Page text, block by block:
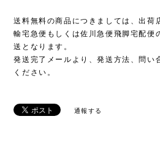
送料無料の商品につきましては、出荷
輸宅急便もしくは佐川急便飛脚宅配便
送となります。
発送完了メールより、発送方法、問い
ください。
通報する